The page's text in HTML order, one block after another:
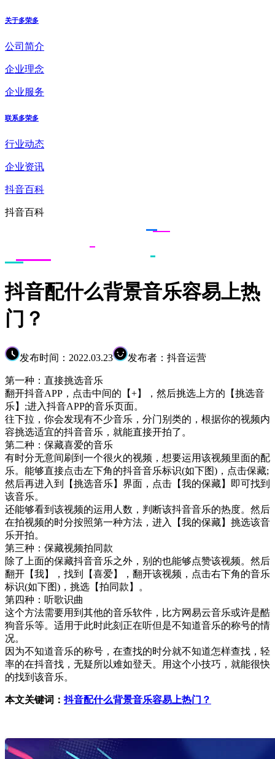
关于多荣多
公司简介
企业理念
企业服务
联系多荣多
行业动态
企业资讯
抖音百科
抖音百科
抖音配什么背景音乐容易上热
门？
发布时间：2022.03.23 发布者：抖音运营
第一种：直接挑选音乐
翻开抖音APP，点击中间的【+】，然后挑选上方的【挑选音
乐】;进入抖音APP的音乐页面。
往下拉，你会发现有不少音乐，分门别类的，根据你的视频内
容挑选适宜的抖音音乐，就能直接开拍了。
第二种：保藏喜爱的音乐
有时分无意间刷到一个很火的视频，想要运用该视频里面的配
乐。能够直接点击左下角的抖音音乐标识(如下图)，点击保藏;
然后再进入到【挑选音乐】界面，点击【我的保藏】即可找到
该音乐。
还能够看到该视频的运用人数，判断该抖音音乐的热度。然后
在拍视频的时分按照第一种方法，进入【我的保藏】挑选该音
乐开拍。
第三种：保藏视频拍同款
除了上面的保藏抖音音乐之外，别的也能够点赞该视频。然后
翻开【我】，找到【喜爱】，翻开该视频，点击右下角的音乐
标识(如下图)，挑选【拍同款】。
第四种：听歌识曲
这个方法需要用到其他的音乐软件，比方网易云音乐或许是酷
狗音乐等。适用于此时此刻正在听但是不知道音乐的称号的情
况。
因为不知道音乐的称号，在查找的时分就不知道怎样查找，轻
率的在抖音找，无疑所以难如登天。用这个小技巧，就能很快
的找到该音乐。
本文关键词：抖音配什么背景音乐容易上热门？